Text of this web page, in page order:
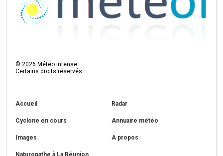
©2026 Météo intense
Certains droits réservés.
Accueil Radar
Cyclone en cours Annuaire météo
Images A propos
Naturopathe à La Réunion